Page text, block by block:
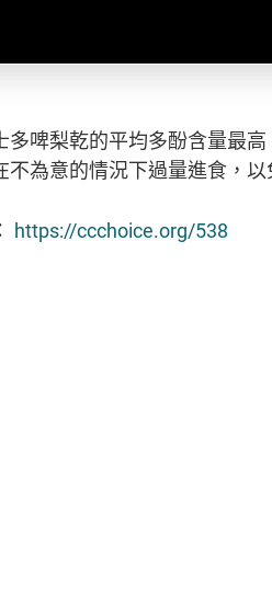
啤梨乾的平均多酚含量最
為意的情況下過量進食，
https://ccchoice.org/538